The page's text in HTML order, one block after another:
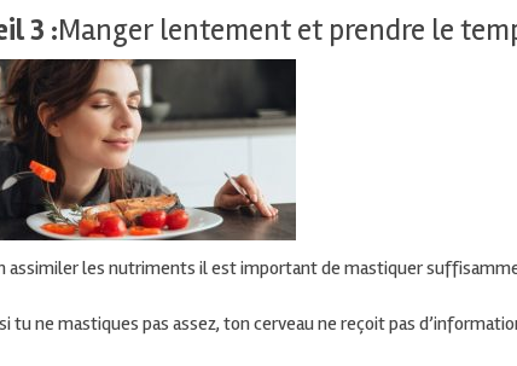
3 :Manger lentement et prendre le
assimiler lesnutriments ilest important de mastiquer
tu ne mastiques pas assez, ton cerveau ne reçoit pas